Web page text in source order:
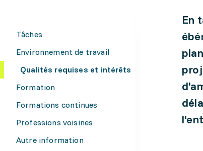
Tâches
Environnement de travail
Qualités requises et intérêts
Formation
Formations continues
Professions voisines
Autre information
En